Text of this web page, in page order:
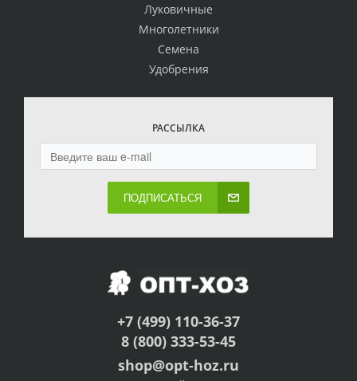
Луковичные
Многолетники
Семена
Удобрения
РАССЫЛКА
ПОДПИСАТЬСЯ
+7 (499) 110-36-37
8 (800) 333-53-45
shop@opt-hoz.ru